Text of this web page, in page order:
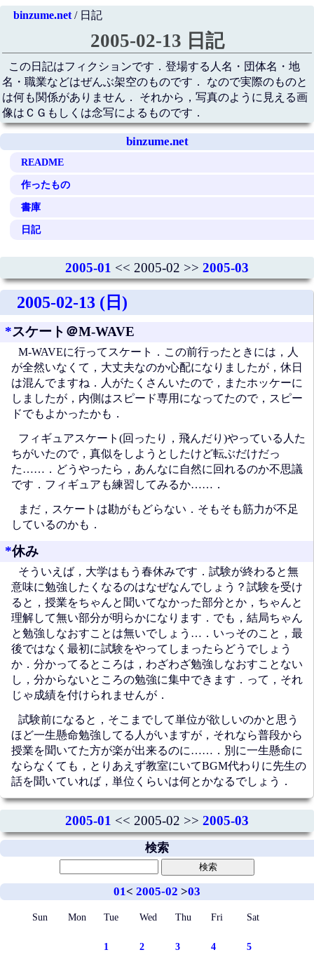
binzume.net/ 日記
2005-02-13 日記
この日記はフィクションです．登場する人名・団体名・地
名・職業などはぜんぶ架空のものです． なので実際のものと
は何も関係がありません． それから，写真のように見える画
像はＣＧもしくは念写によるものです．
binzume.net
README
作ったもの
書庫
日記
2005-01 << 2005-02 >> 2005-03
2005-02-13 (日)
*スケート＠M-WAVE
M-WAVEに行ってスケート．この前行ったときには，人
が全然いなくて，大丈夫なのか心配になりましたが，休日
は混んでますね．人がたくさんいたので，またホッケーに
しましたが，内側はスピード専用になってたので，スピー
ドでもよかったかも．
フィギュアスケート(回ったり，飛んだり)やっている人た
ちがいたので，真似をしようとしたけど転ぶだけだっ
た……．どうやったら，あんなに自然に回れるのか不思議
です．フィギュアも練習してみるか……．
まだ，スケートは勘がもどらない．そもそも筋力が不足
しているのかも．
*休み
そういえば，大学はもう春休みです．試験が終わると無
意味に勉強したくなるのはなぜなんでしょう？試験を受け
ると，授業をちゃんと聞いてなかった部分とか，ちゃんと
理解して無い部分が明らかになります．でも，結局ちゃん
と勉強しなおすことは無いでしょう…．いっそのこと，最
後ではなく最初に試験をやってしまったらどうでしょう
か．分かってるところは，わざわざ勉強しなおすことない
し，分からないところの勉強に集中できます．って，それ
じゃ成績を付けられませんが．
試験前になると，そこまでして単位が欲しいのかと思う
ほど一生懸命勉強してる人がいますが，それなら普段から
授業を聞いてた方が楽が出来るのに……．別に一生懸命に
ならなくても，とりあえず教室にいてBGM代わりに先生の
話を聞いていれば，単位くらいは何とかなるでしょう．
2005-01 << 2005-02 >> 2005-03
検索
01< 2005-02 >03
Sun Mon Tue Wed Thu Fri Sat
1 2 3 4 5